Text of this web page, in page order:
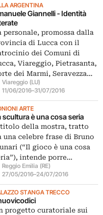
ARGENTINA
Giannelli - Identità
personale, promossa dalla
di Lucca con il
dei Comuni di
Viareggio, Pietrasanta,
dei Marmi, Seravezza…
Viareggio (LU)
11/06/2016–31/07/2016
ARTE
scultura è una cosa seria
della mostra, tratto
una celebre frase di Bruno
(“Il gioco è una cosa
intende porre…
Reggio Emilia (RE)
27/05/2016–24/07/2016
STANGA TRECCO
progetto curatoriale sui